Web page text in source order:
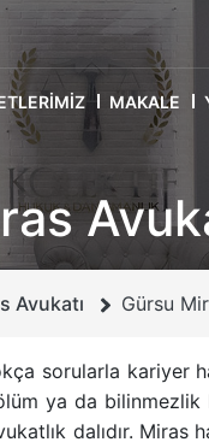
MAKALE
Avukatı Gürsu
sorularla kariyer
ya da bilinmezlik
dalıdır. Miras